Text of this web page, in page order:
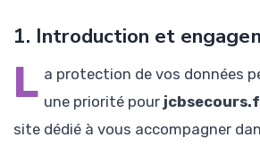
1. Introduction et
L a protection de vos données
une priorité pour
site dédié à vous accompagner